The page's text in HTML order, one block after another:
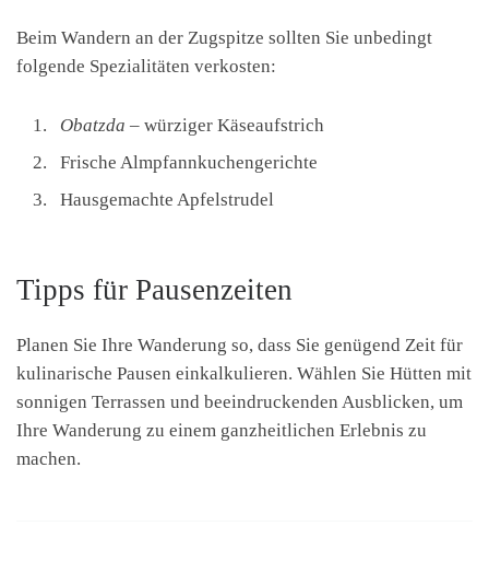
Beim Wandern an der Zugspitze sollten Sie unbedingt
folgende Spezialitäten verkosten:
Obatzda – würziger Käseaufstrich
Frische Almpfannkuchengerichte
Hausgemachte Apfelstrudel
Tipps für Pausenzeiten
Planen Sie Ihre Wanderung so, dass Sie genügend Zeit für
kulinarische Pausen einkalkulieren. Wählen Sie Hütten mit
sonnigen Terrassen und beeindruckenden Ausblicken, um
Ihre Wanderung zu einem ganzheitlichen Erlebnis zu
machen.